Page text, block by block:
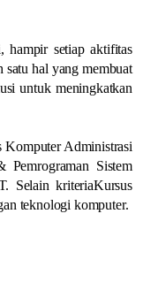
hampir setiap aktifitas
satu hal yang membuat
untuk meningkatkan
Komputer Administrasi
Sistem
Selain kriteriaKursus
teknologi komputer.